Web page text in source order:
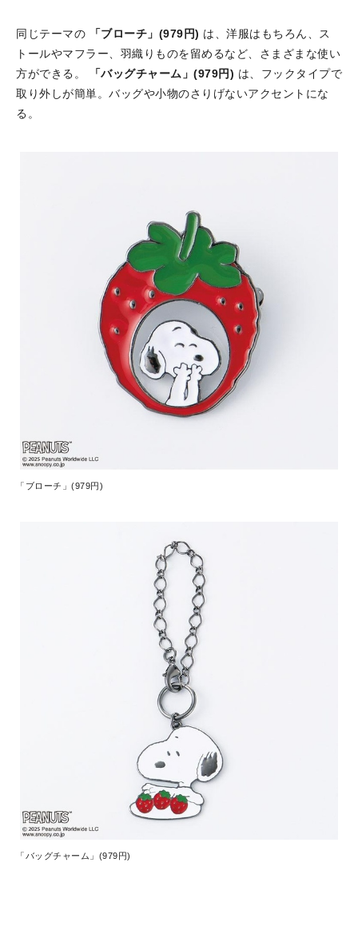
同じテーマの 「ブローチ」(979円) は、洋服はもちろん、ス
トールやマフラー、羽織りものを留めるなど、さまざまな使い
方ができる。
「バッグチャーム」(979円) は、フックタイプで
取り外しが簡単。バッグや小物のさりげないアクセントにな
る。
「ブローチ」(979円)
「バッグチャーム」(979円)